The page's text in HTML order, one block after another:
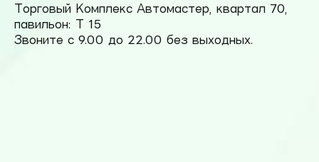
Торговый Комплекс Автомастер, квартал 70,
павильон: Т 15
Звоните с 9.00 до 22.00 без выходных.